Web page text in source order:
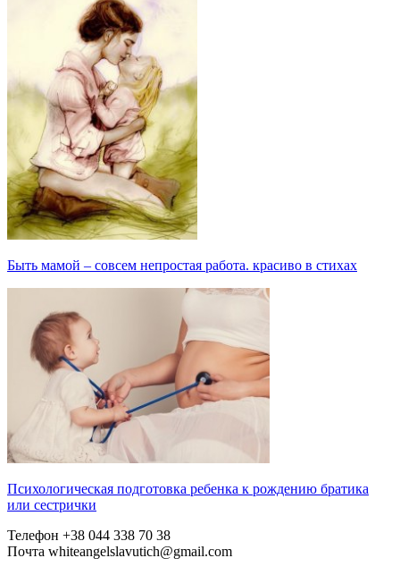
Быть мамой – совсем непростая работа. красиво в стихах
Психологическая подготовка ребенка к рождению братика
или сестрички
Телефон +38 044 338 70 38
Почта whiteangelslavutich@gmail.com